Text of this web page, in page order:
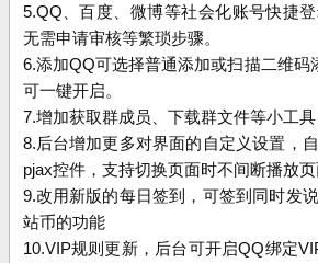
5.QQ、百度、微博等社会化账号快捷
无需申请审核等繁琐步骤。
6.添加QQ可选择普通添加或扫描二维码
可一键开启。
7.增加获取群成员、下载群文件等小工
8.后台增加更多对界面的自定义设置，
pjax控件，支持切换页面时不间断播放页
9.改用新版的每日签到，可签到同时发
站币的功能
10.VIP规则更新，后台可开启QQ绑定